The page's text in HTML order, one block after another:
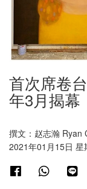
首次席卷
年3月揭幕
撰文：赵志瀚 Ryan
2021年01月15日 星